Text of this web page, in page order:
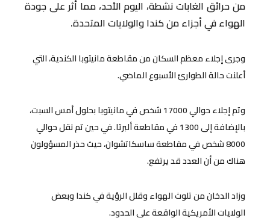
من حرائق الغابات نشطة، اليوم الأحد، مما أثر على جودة
الهواء في أجزاء من كندا والولايات المتحدة.
وجرى إجلاء معظم السكان من مقاطعة مانيتوبا الكندية، التي
أعلنت حالة الطوارئ الأسبوع الماضي.
وتم إجلاء حوالي 17000 شخص في مانيتوبا بحلول أمس السبت،
بالإضافة إلى 1300 في مقاطعة ألبرتا. في حين تم نقل حوالي
8000 شخص في مقاطعة ساسكاتشوان، حيث حذر المسؤولون
هناك من أن العدد قد يرتفع.
وزاد الدخان من تلوث الهواء وقلل الرؤية في كندا وبعض
الولايات الأمريكية الواقعة على الحدود.